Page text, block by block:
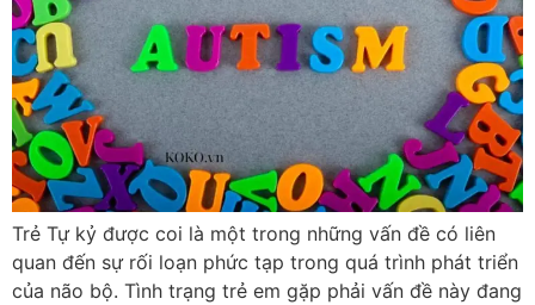
Trẻ Tự kỷ được coi là một trong những vấn đề có liên
quan đến sự rối loạn phức tạp trong quá trình phát triển
của não bộ. Tình trạng trẻ em gặp phải vấn đề này đang